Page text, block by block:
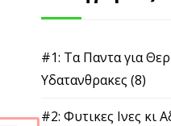
#1: Τα Παντα για
Υδατανθρακες (8)
#2: Φυτικες Ινες κι